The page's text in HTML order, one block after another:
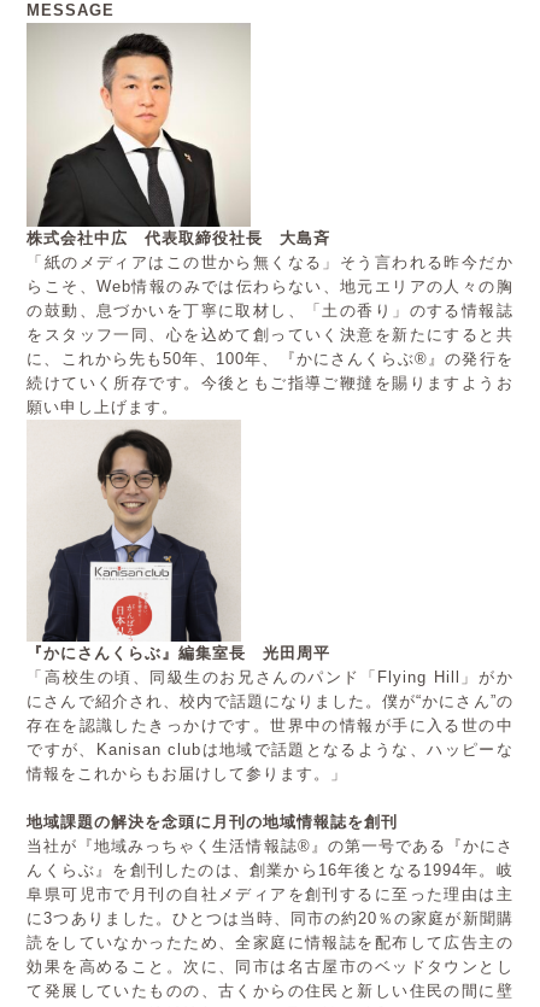
MESSAGE
株式会社中広 代表取締役社長 大島斉
「紙のメディアはこの世から無くなる」そう言われる昨今だか
らこそ、Web情報のみでは伝わらない、地元エリアの人々の胸
の鼓動、息づかいを丁寧に取材し、「土の香り」のする情報誌
をスタッフ一同、心を込めて創っていく決意を新たにすると共
に、これから先も50年、100年、『かにさんくらぶ®』の発行を
続けていく所存です。今後ともご指導ご鞭撻を賜りますようお
願い申し上げます。
『かにさんくらぶ』編集室長 光田周平
「高校生の頃、同級生のお兄さんのパンド「Flying Hill」がか
にさんで紹介され、校内で話題になりました。僕が“かにさん”の
存在を認識したきっかけです。世界中の情報が手に入る世の中
ですが、Kanisan clubは地域で話題となるような、ハッピーな
情報をこれからもお届けして参ります。」
地域課題の解決を念頭に 月刊の地域情報誌を創刊
当社が『地域みっちゃく生活情報誌®』の第一号である『かにさ
んくらぶ』を創刊したのは、創業から16年後となる1994年。岐
阜県可児市で月刊の自社メディアを創刊するに至った理由は主
に3つありました。ひとつは当時、同市の約20％の家庭が新聞購
読をしていなかったため、全家庭に情報誌を配布して広告主の
効果を高めること。次に、同市は名古屋市のベッドタウンとし
て発展していたものの、古くからの住民と新しい住民の間に壁